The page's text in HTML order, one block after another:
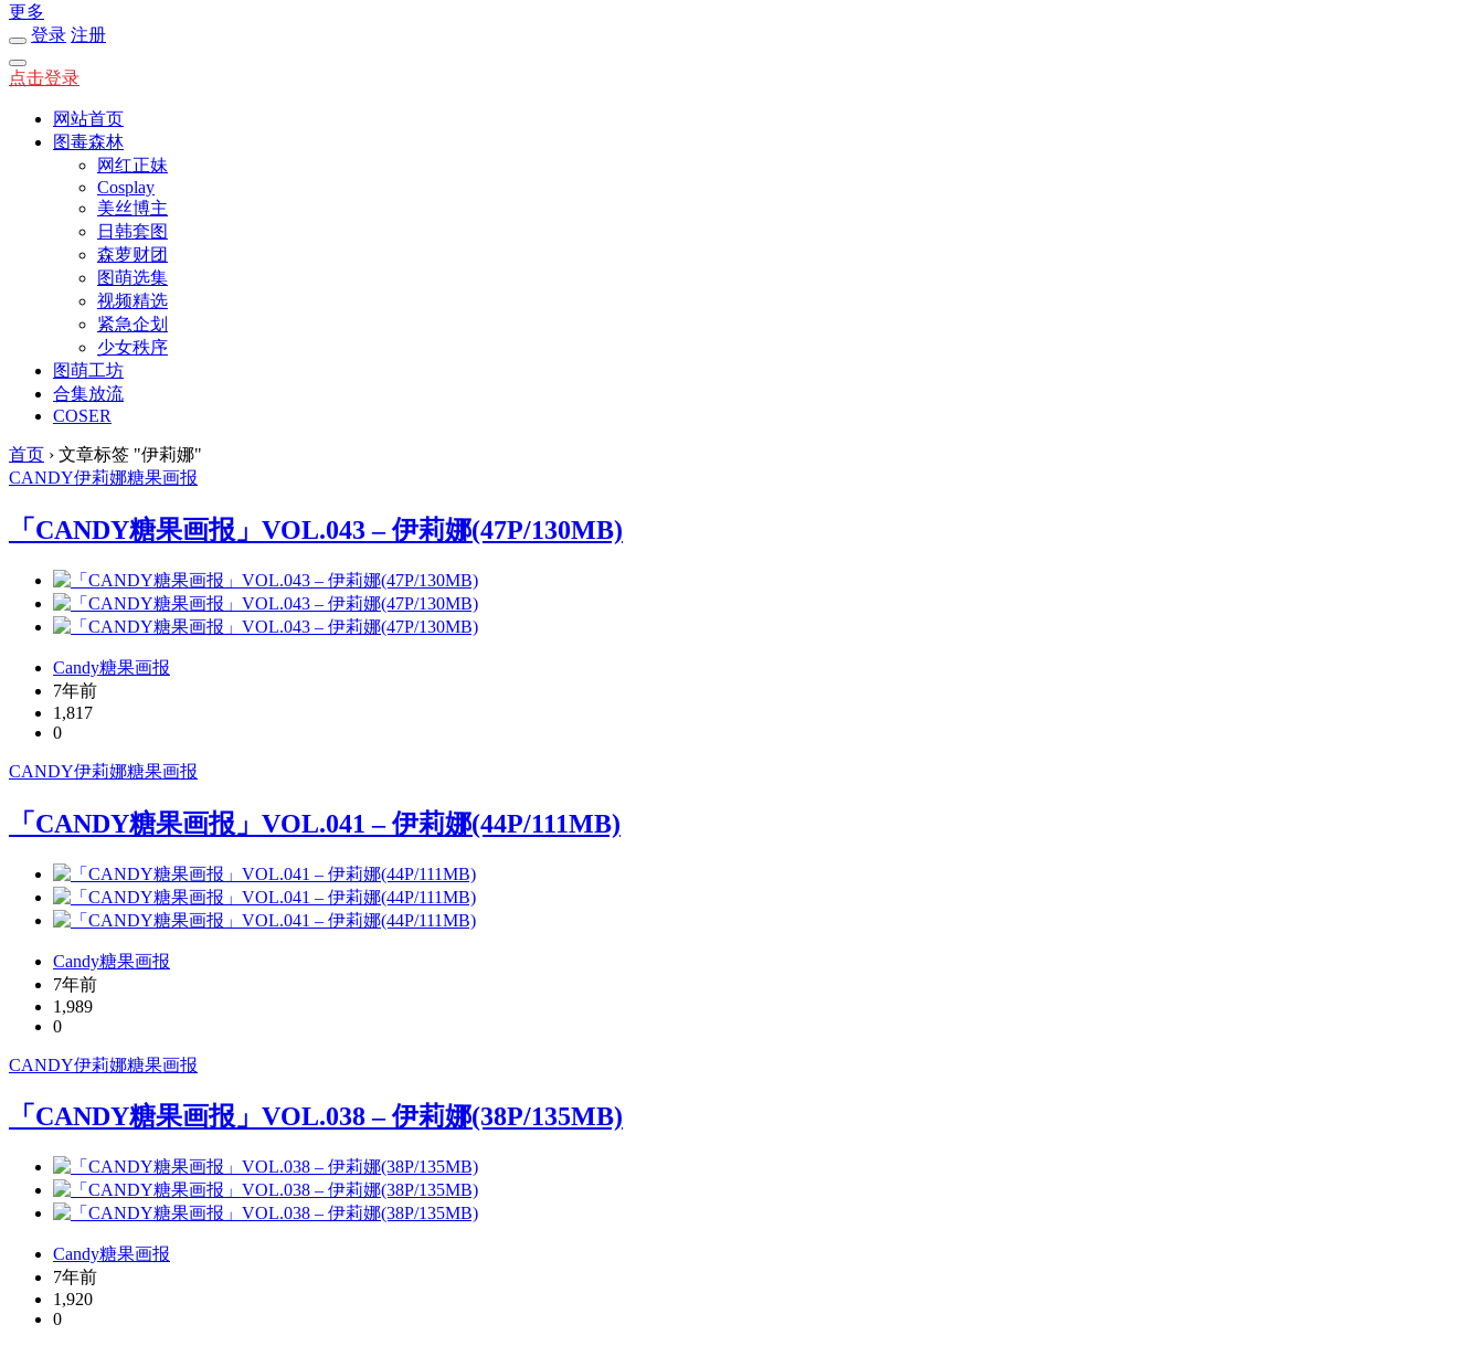
更多
登录 注册
点击登录
网站首页
图毒森林
网红正妹
Cosplay
美丝博主
日韩套图
森萝财团
图萌选集
视频精选
紧急企划
少女秩序
图萌工坊
合集放流
COSER
首页 › 文章标签 "伊莉娜"
CANDY伊莉娜糖果画报
「CANDY糖果画报」VOL.043 – 伊莉娜(47P/130MB)
Candy糖果画报
7年前
1,817
0
CANDY伊莉娜糖果画报
「CANDY糖果画报」VOL.041 – 伊莉娜(44P/111MB)
Candy糖果画报
7年前
1,989
0
CANDY伊莉娜糖果画报
「CANDY糖果画报」VOL.038 – 伊莉娜(38P/135MB)
Candy糖果画报
7年前
1,920
0